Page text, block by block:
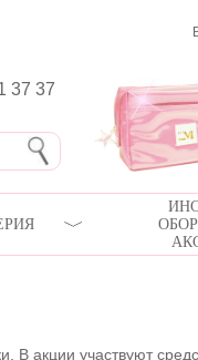
37 37
В акции участвуют